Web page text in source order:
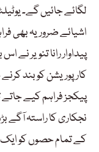
اشیائے ضروریہ بھی
پیداوار رانا تنویر
کارپوریشن کو بند
پیکجز فراہم کیے
نجکاری کا راستہ
کے تمام حصوں کو